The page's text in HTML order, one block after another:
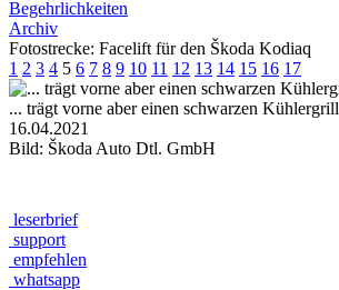
Begehrlichkeiten
Archiv
Fotostrecke: Facelift für den Škoda Kodiaq
1 2 3 4 5 6 7 8 9 10 11 12 13 14 15 16 17
... trägt vorne aber einen schwarzen Kühlergrill
16.04.2021
Bild: Škoda Auto Dtl. GmbH
leserbrief
support
empfehlen
whatsapp